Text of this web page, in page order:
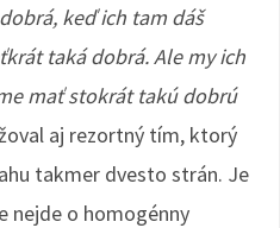
keď ich tam dáš
taká dobrá. Ale my ich
mať stokrát takú dobrú
aj rezortný tím, ktorý
takmer dvesto strán. Je
nejde o homogénny